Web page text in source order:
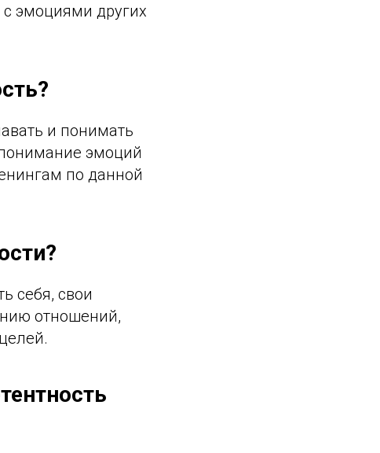
эмоциями других
и понимать
эмоций
по данной
себя, свои
отношений,